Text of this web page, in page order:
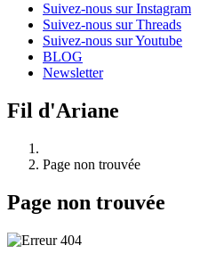
Suivez-nous sur Instagram
Suivez-nous sur Threads
Suivez-nous sur Youtube
BLOG
Newsletter
Fil d'Ariane
Page non trouvée
Page non trouvée